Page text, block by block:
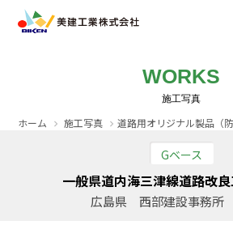
製品ラインナップ
CADダウンロード
WORKS
ホーム 施工写真 道路用オリジナル製品（防
Gベース
一般県道内海三津線道路改
広島県 西部建設事務所